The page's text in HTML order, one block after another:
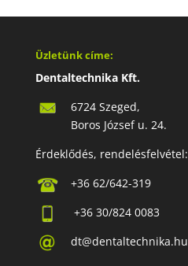
Üzletünk címe:
Dentaltechnika Kft.
6724 Szeged,
Boros József u. 24.
Érdeklődés, rendelésfelvétel:
+36 62/642-319
+36 30/824 0083
dt@dentaltechnika.hu